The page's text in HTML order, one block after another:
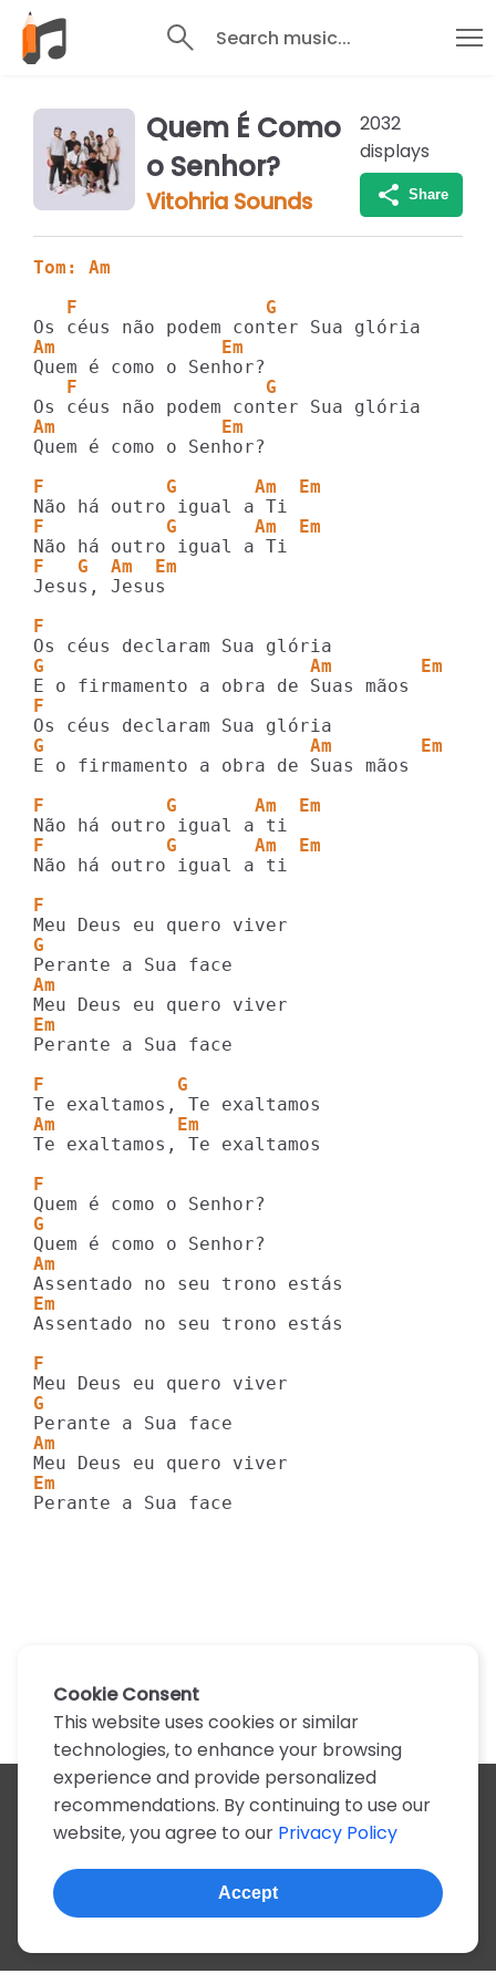
Search music...
Quem É Como
o Senhor?
Vitohria Sounds
2032
displays
Share
Tom: Am
   F                 G
Am               Em
   F                 G
Am               Em
Quem é como o Senhor?
F           G       Am  Em
F           G       Am  Em
F   G  Am  Em
Jesus, Jesus
F
G                        Am        Em
F
G                        Am        Em
E o firmamento a obra de Suas mãos
F           G       Am  Em
F           G       Am  Em
Não há outro igual a ti
F
G
Am
Em
Perante a Sua face
F            G
Am           Em
Te exaltamos, Te exaltamos
F
G
Am
Em
Assentado no seu trono estás
F
G
Am
Em
Perante a Sua face
All artists
A
B C D E F G H I J K
N
O P Q R S T U V W X
Z
0-9
© 2022, more than 2 million tabs and lyrics
Cookie Consent
This website uses cookies or similar
technologies, to enhance your browsing
experience and provide personalized
recommendations. By continuing to use our
website, you agree to our Privacy Policy
Accept